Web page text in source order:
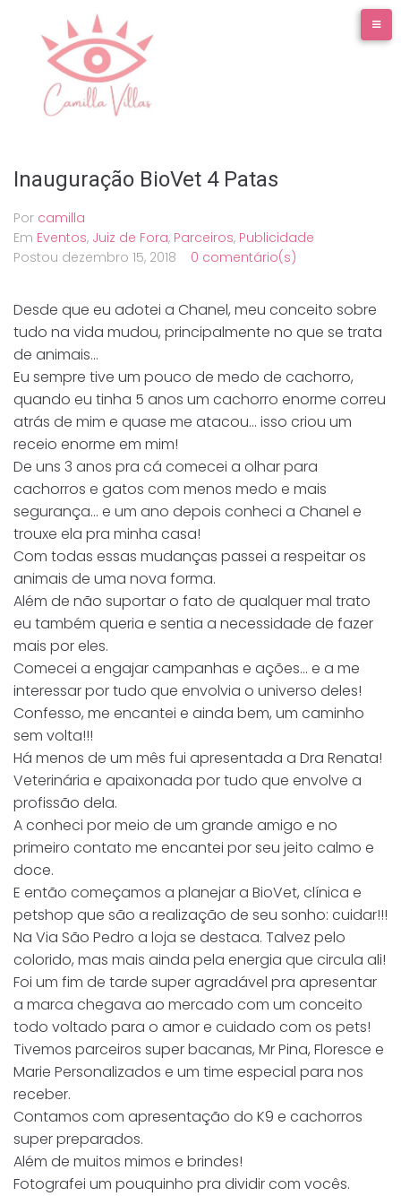
conteúdo
Inauguração BioVet 4 Patas
Por camilla
Em Eventos, Juiz de Fora, Parceiros, Publicidade
Postou dezembro 15, 2018 0 comentário(s)
Desde que eu adotei a Chanel, meu conceito sobre
tudo na vida mudou, principalmente no que se trata
de animais…
Eu sempre tive um pouco de medo de cachorro,
quando eu tinha 5 anos um cachorro enorme correu
atrás de mim e quase me atacou… isso criou um
receio enorme em mim!
De uns 3 anos pra cá comecei a olhar para
cachorros e gatos com menos medo e mais
segurança… e um ano depois conheci a Chanel e
trouxe ela pra minha casa!
Com todas essas mudanças passei a respeitar os
animais de uma nova forma.
Além de não suportar o fato de qualquer mal trato
eu também queria e sentia a necessidade de fazer
mais por eles.
Comecei a engajar campanhas e ações… e a me
interessar por tudo que envolvia o universo deles!
Confesso, me encantei e ainda bem, um caminho
sem volta!!!
Há menos de um mês fui apresentada a Dra Renata!
Veterinária e apaixonada por tudo que envolve a
profissão dela.
A conheci por meio de um grande amigo e no
primeiro contato me encantei por seu jeito calmo e
doce.
E então começamos a planejar a BioVet, clínica e
petshop que são a realização de seu sonho: cuidar!!!
Na Via São Pedro a loja se destaca. Talvez pelo
colorido, mas mais ainda pela energia que circula ali!
Foi um fim de tarde super agradável pra apresentar
a marca chegava ao mercado com um conceito
todo voltado para o amor e cuidado com os pets!
Tivemos parceiros super bacanas, Mr Pina, Floresce e
Marie Personalizados e um time especial para nos
receber.
Contamos com apresentação do K9 e cachorros
super preparados.
Além de muitos mimos e brindes!
Fotografei um pouquinho pra dividir com vocês.